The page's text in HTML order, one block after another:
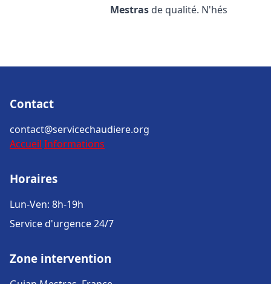
Mestras de qualité. N'hés
Contact
contact@servicechaudiere.org
Accueil Informations
Horaires
Lun-Ven: 8h-19h
Service d'urgence 24/7
Zone intervention